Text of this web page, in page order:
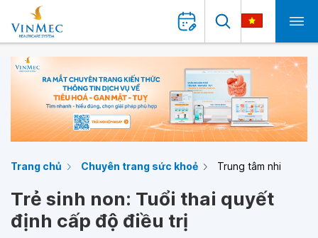
Trang chủ Chuyên trang sức khoẻ Trung tâm nhi
Trẻ sinh non: Tuổi thai quyết
định cấp độ điều trị